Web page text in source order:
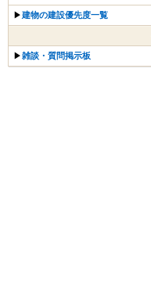
▶︎建物の建設優先度一覧
▶︎雑談・質問掲示板